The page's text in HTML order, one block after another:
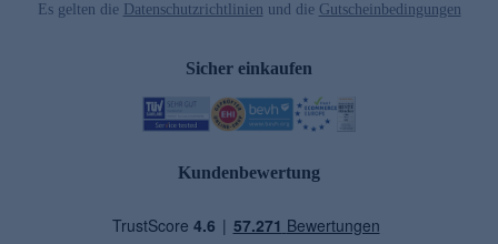
Es gelten die Datenschutzrichtlinien und die Gutscheinbedingungen
Sicher einkaufen
Kundenbewertung